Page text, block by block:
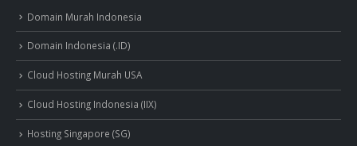
Domain Murah Indonesia
Domain Indonesia (.ID)
Cloud Hosting Murah USA
Cloud Hosting Indonesia (IIX)
Hosting Singapore (SG)